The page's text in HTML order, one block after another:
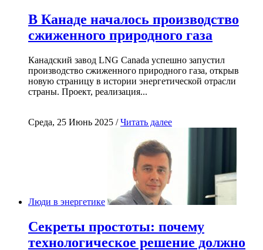
В Канаде началось производство
сжиженного природного газа
Канадский завод LNG Canada успешно запустил
производство сжиженного природного газа, открыв
новую страницу в истории энергетической отрасли
страны. Проект, реализация...
Среда, 25 Июнь 2025 /Читать далее
Люди в энергетике
Секреты простоты: почему
технологическое решение должно